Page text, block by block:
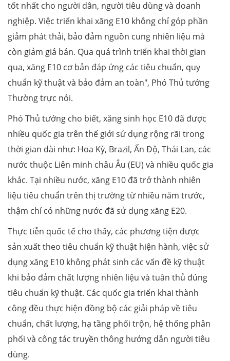
tốt nhất cho người dân, người tiêu dùng và doanh
nghiệp. Việc triển khai xăng E10 không chỉ góp phần
giảm phát thải, bảo đảm nguồn cung nhiên liệu mà
còn giảm giá bán. Qua quá trình triển khai thời gian
qua, xăng E10 cơ bản đáp ứng các tiêu chuẩn, quy
chuẩn kỹ thuật và bảo đảm an toàn", Phó Thủ tướng
Thường trực nói.
Phó Thủ tướng cho biết, xăng sinh học E10 đã được
nhiều quốc gia trên thế giới sử dụng rộng rãi trong
thời gian dài như: Hoa Kỳ, Brazil, Ấn Độ, Thái Lan, các
nước thuộc Liên minh châu Âu (EU) và nhiều quốc gia
khác. Tại nhiều nước, xăng E10 đã trở thành nhiên
liệu tiêu chuẩn trên thị trường từ nhiều năm trước,
thậm chí có những nước đã sử dụng xăng E20.
Thực tiễn quốc tế cho thấy, các phương tiện được
sản xuất theo tiêu chuẩn kỹ thuật hiện hành, việc sử
dụng xăng E10 không phát sinh các vấn đề kỹ thuật
khi bảo đảm chất lượng nhiên liệu và tuân thủ đúng
tiêu chuẩn kỹ thuật. Các quốc gia triển khai thành
công đều thực hiện đồng bộ các giải pháp về tiêu
chuẩn, chất lượng, hạ tầng phối trộn, hệ thống phân
phối và công tác truyền thông hướng dẫn người tiêu
dùng.